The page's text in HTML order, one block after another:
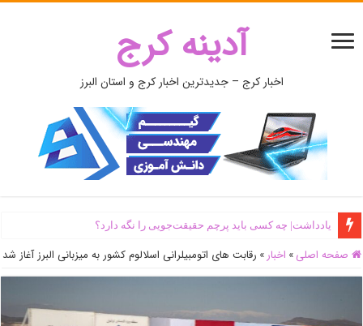
آدینه کرج
اخبار کرج – جدیدترین اخبار کرج و استان البرز
یادداشت| ‌چه کسی باید پرچم حقیقت‌جویی را نگه دارد؟
صفحه اصلی » اخبار » رقابت های اتومبیلرانی اسلالوم کشور به میزبانی البرز آغاز شد